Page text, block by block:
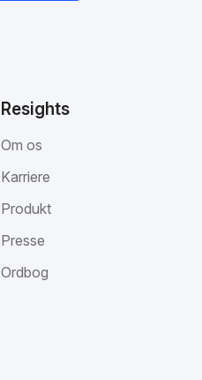
Resights
Om os
Karriere
Produkt
Presse
Ordbog